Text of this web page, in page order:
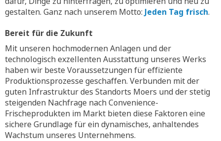
gestalten. Ganz nach unserem Motto: Jeden Tag frisch.
Bereit für die Zukunft
Mit unseren hochmodernen Anlagen und der
technologisch exzellenten Ausstattung unseres Werks
haben wir beste Voraussetzungen für effiziente
Produktionsprozesse geschaffen. Verbunden mit der
guten Infrastruktur des Standorts Moers und der stetig
steigenden Nachfrage nach Convenience-
Frischeprodukten im Markt bieten diese Faktoren eine
sichere Grundlage für ein dynamisches, anhaltendes
Wachstum unseres Unternehmens.